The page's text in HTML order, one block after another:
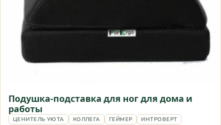
Подушка‑подставка для ног для дома и
работы
ЦЕНИТЕЛЬ УЮТА КОЛЛЕГА ГЕЙМЕР ИНТРОВЕРТ